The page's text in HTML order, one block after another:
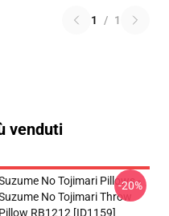
1 / 1
venduti
No Tojimari Pillows -
No Tojimari Throw
Pillow RB1212 [ID1159]
-20%